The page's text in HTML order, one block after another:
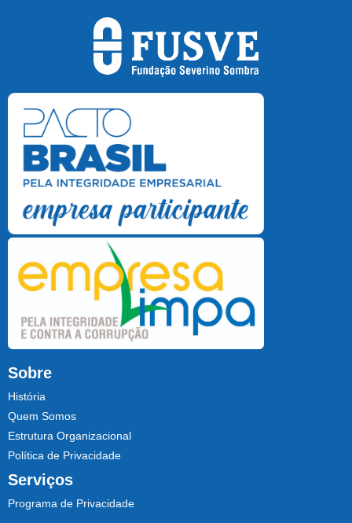
Sobre
História
Quem Somos
Estrutura Organizacional
Política de Privacidade
Serviços
Programa de Privacidade